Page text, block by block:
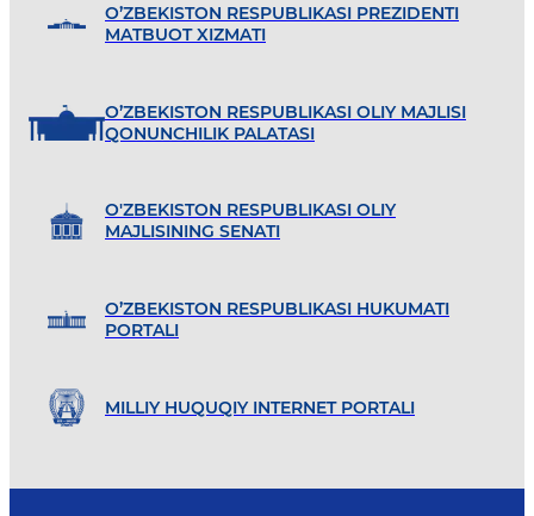
O’ZBEKISTON RESPUBLIKASI PREZIDENTI
MATBUOT XIZMATI
O’ZBEKISTON RESPUBLIKASI OLIY MAJLISI
QONUNCHILIK PALATASI
O'ZBEKISTON RESPUBLIKASI OLIY
MAJLISINING SENATI
O’ZBEKISTON RESPUBLIKASI HUKUMATI
PORTALI
MILLIY HUQUQIY INTERNET PORTALI